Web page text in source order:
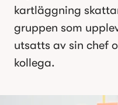
kartläggning
gruppen som
utsatts av sin chef
kollega.